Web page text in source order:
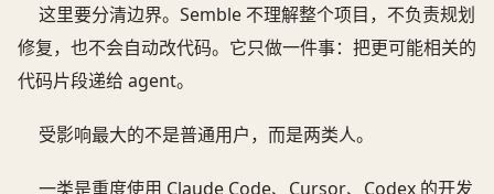
这里要分清边界。Semble 不理解整个项目，不负责规划
修复，也不会自动改代码。它只做一件事：把更可能相关的
代码片段递给 agent。
受影响最大的不是普通用户，而是两类人。
一类是重度使用 Claude Code、Cursor、Codex 的开发